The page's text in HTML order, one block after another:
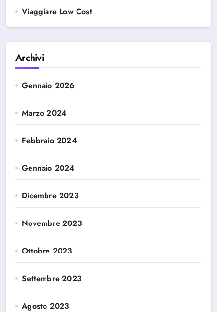
Viaggiare Low Cost
Archivi
Gennaio 2026
Marzo 2024
Febbraio 2024
Gennaio 2024
Dicembre 2023
Novembre 2023
Ottobre 2023
Settembre 2023
Agosto 2023